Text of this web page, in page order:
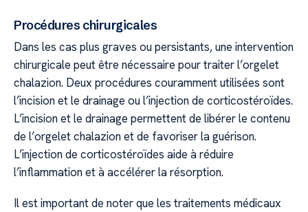
Procédures chirurgicales
Dans les cas plus graves ou persistants, une intervention
chirurgicale peut être nécessaire pour traiter l’orgelet
chalazion. Deux procédures couramment utilisées sont
l’incision et le drainage ou l’injection de corticostéroïdes.
L’incision et le drainage permettent de libérer le contenu
de l’orgelet chalazion et de favoriser la guérison.
L’injection de corticostéroïdes aide à réduire
l’inflammation et à accélérer la résorption.
Il est important de noter que les traitements médicaux